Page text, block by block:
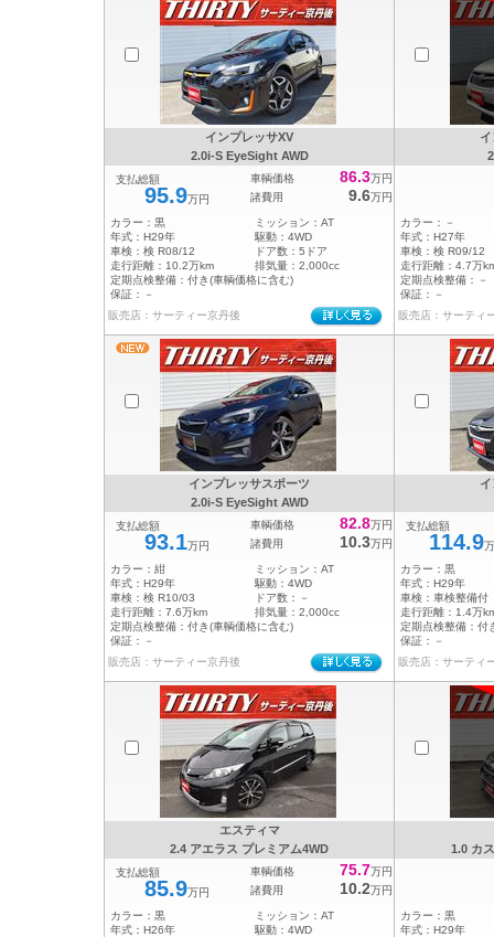
インプレッサXV
2.0i-S EyeSight AWD
支払総額
95.9万円
車輌価格 86.3万円
諸費用
9.6万円
カラー： 黒 ミッション： AT
年式： H29年 駆動： 4WD
車検： 検 R08/12 ドア数： 5ドア
走行距離： 10.2万km 排気量： 2,000cc
定期点検整備： 付き(車輌価格に含む)
保証：
－
販売店：サーティー京丹後
カラー：
－
年式： H27年
車検： 検 R09/12
走行距離： 4.7万
定期点検整備：
－
保証：
－
販売店：サーティ
インプレッサスポーツ
2.0i-S EyeSight AWD
支払総額
93.1万円
車輌価格 82.8万円
諸費用
10.3万円
カラー： 紺 ミッション： AT
年式： H29年 駆動： 4WD
車検： 検 R10/03 ドア数：
－
走行距離： 7.6万km 排気量： 2,000cc
定期点検整備： 付き(車輌価格に含む)
保証：
－
販売店：サーティー京丹後
支払総額
114.9
カラー： 黒
年式： H29年
車検： 車検整備付
走行距離： 1.4万
定期点検整備： 付
保証：
－
販売店：サーティ
エスティマ
2.4 アエラス プレミアム4WD
支払総額
85.9万円
車輌価格 75.7万円
諸費用
10.2万円
カラー： 黒 ミッション： AT
年式： H26年 駆動： 4WD
1.0 カ
カラー： 黒
年式： H29年